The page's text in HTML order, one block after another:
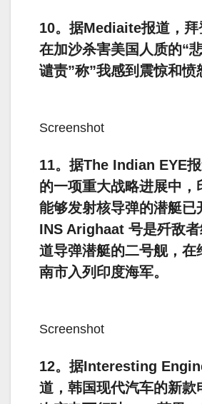
10。据Mediaite报道，拜
在加沙杀害美国人质的“
谴责”称”我感到震惊和愤
Screenshot
11。据The Indian EYE
的一项重大战略进展中，
能够发射核导弹的潜艇已
INS Arighaat 号是歼敌
道导弹潜艇的二号舰，在
南市入列印度海军。
Screenshot
12。据Interesting
道，韩国现代汽车的新款